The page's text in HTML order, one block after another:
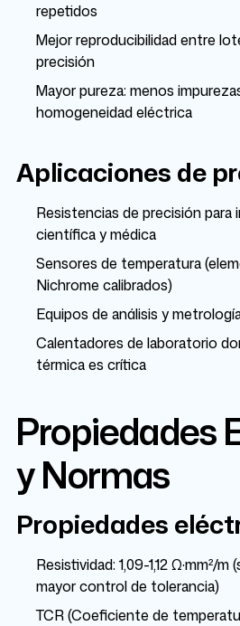
repetidos
Mejor reproducibilidad entre
precisión
Mayor pureza: menos
homogeneidad eléctrica
Aplicaciones de
Resistencias de precisión
científica y médica
Sensores de temperatura
Nichrome calibrados)
Equipos de análisis y
Calentadores de laboratorio
térmica es crítica
Propiedades
y Normas
Propiedades
Resistividad: 1,09-1,12 Ω·mm²/m
mayor control de tolerancia)
TCR (Coeficiente de